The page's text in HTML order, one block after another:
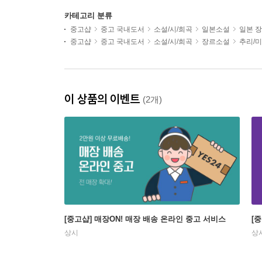
카테고리 분류
중고샵 중고 국내도서 소설/시/희곡 일본소설
일본
중고샵
중고 국내도서 소설/시/희곡 장르소설 추리/
이 상품의 이벤트 (2개)
[중고샵] 매장ON! 매장 배송 온라인 중고 서비스
상시
[
상